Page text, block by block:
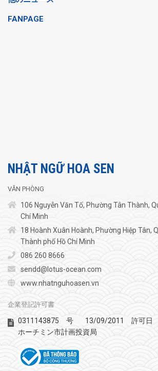
FANPAGE
NHẬT NGỮ HOA SEN
VĂN PHÒNG
106 Nguyễn Văn Tố, Phường Tân Thành,
Chí Minh
18 Hoành Xuân Hoành, Phường Hiệp Tân,
Thành phố Hồ Chí Minh
086 260 8666
sendd@lotus-ocean.com
www.nhatnguhoasen.vn
企業登記許可書
0311143875 号 13/09/2011
許可日
ホーチミン市計画投資局